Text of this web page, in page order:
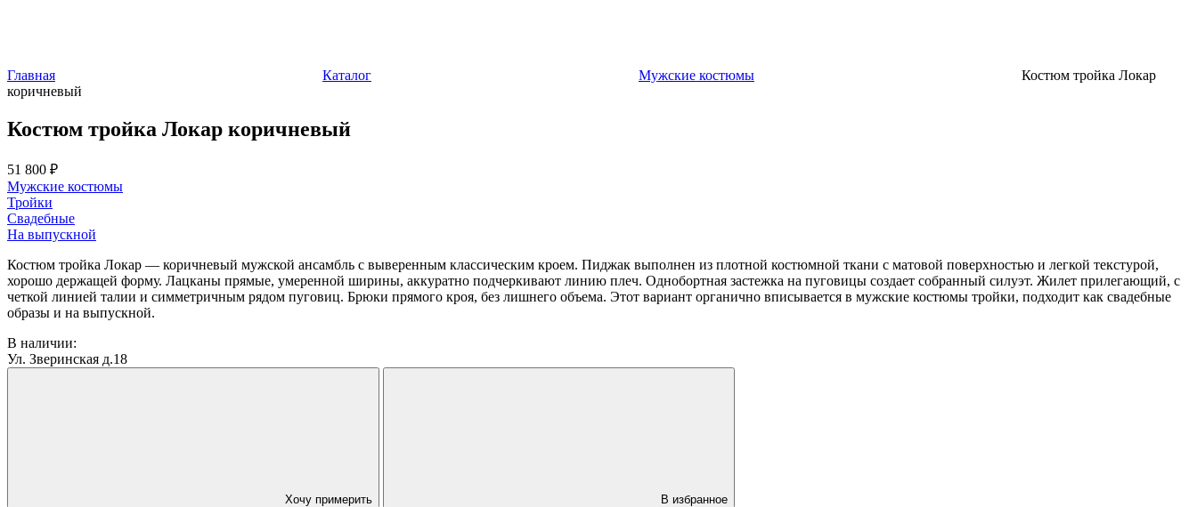
Главная Каталог Мужские костюмы
Костюм тройка Локар
коричневый
Костюм тройка Локар коричневый
51 800 ₽
Мужские костюмы
Тройки
Свадебные
На выпускной
Костюм тройка Локар — коричневый мужской ансамбль с выверенным классическим кроем. Пиджак выполнен из плотной костюмной ткани с матовой поверхностью и легкой текстурой,
хорошо держащей форму. Лацканы прямые, умеренной ширины, аккуратно подчеркивают линию плеч. Однобортная застежка на пуговицы создает собранный силуэт. Жилет прилегающий, с
четкой линией талии и симметричным рядом пуговиц. Брюки прямого кроя, без лишнего объема. Этот вариант органично вписывается в мужские костюмы тройки, подходит как свадебные
образы и на выпускной.
В наличии:
Ул. Зверинская д.18
Хочу примерить В избранное